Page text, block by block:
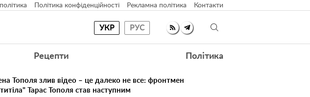
Політика конфіденційності Рекламна політика Контакти
УКР РУС
Рецепти Політика
Тополя злив відео – це далеко не все: фронтмен
Тарас Тополя став наступним